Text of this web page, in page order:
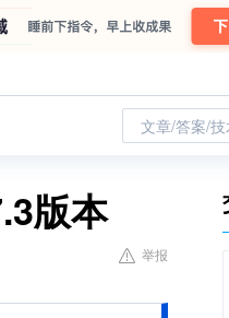
文章/答案/
版本
举报